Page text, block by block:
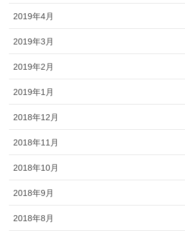
2019年4月
2019年3月
2019年2月
2019年1月
2018年12月
2018年11月
2018年10月
2018年9月
2018年8月